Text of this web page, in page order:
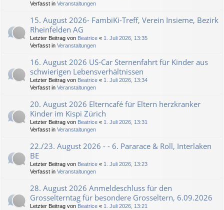
Verfasst in Veranstaltungen
15. August 2026- FambiKi-Treff, Verein Insieme, Bezirk
Rheinfelden AG
Letzter Beitrag von Beatrice « 1. Juli 2026, 13:35
Verfasst in Veranstaltungen
16. August 2026 US-Car Sternenfahrt für Kinder aus
schwierigen Lebensverhältnissen
Letzter Beitrag von Beatrice « 1. Juli 2026, 13:34
Verfasst in Veranstaltungen
20. August 2026 Elterncafé für Eltern herzkranker
Kinder im Kispi Zürich
Letzter Beitrag von Beatrice « 1. Juli 2026, 13:31
Verfasst in Veranstaltungen
22./23. August 2026 - - 6. Pararace & Roll, Interlaken
BE
Letzter Beitrag von Beatrice « 1. Juli 2026, 13:23
Verfasst in Veranstaltungen
28. August 2026 Anmeldeschluss für den
Grosselterntag für besondere Grosseltern, 6.09.2026
Letzter Beitrag von Beatrice « 1. Juli 2026, 13:21